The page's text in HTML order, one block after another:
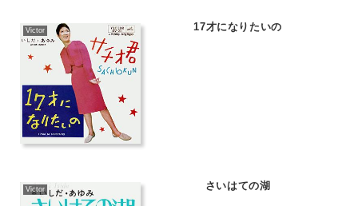
Victor 17才になりたいの
Victor さいはての湖